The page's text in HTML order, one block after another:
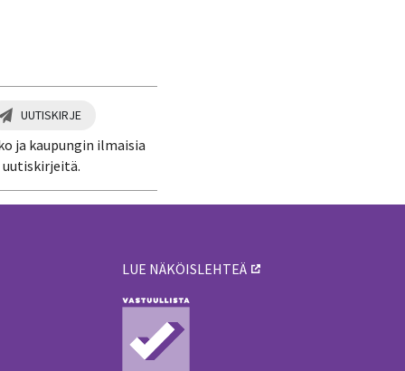
UUTISKIRJE
ja kaupungin ilmaisia
uutiskirjeitä.
LUE NÄKÖISLEHTEÄ